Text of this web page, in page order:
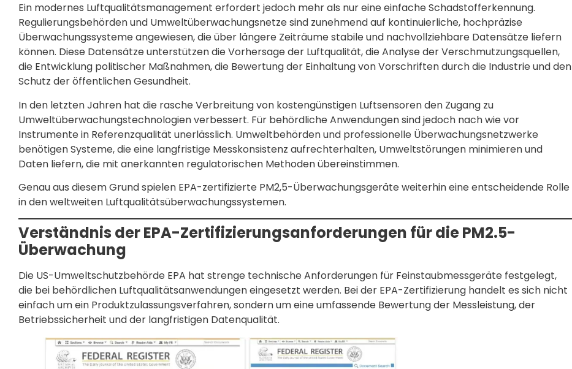
Ein modernes Luftqualitätsmanagement erfordert jedoch mehr als nur eine einfache Schadstofferkennung.
Regulierungsbehörden und Umweltüberwachungsnetze sind zunehmend auf kontinuierliche, hochpräzise
Überwachungssysteme angewiesen, die über längere Zeiträume stabile und nachvollziehbare Datensätze liefern
können. Diese Datensätze unterstützen die Vorhersage der Luftqualität, die Analyse der Verschmutzungsquellen,
die Entwicklung politischer Maßnahmen, die Bewertung der Einhaltung von Vorschriften durch die Industrie und den
Schutz der öffentlichen Gesundheit.
In den letzten Jahren hat die rasche Verbreitung von kostengünstigen Luftsensoren den Zugang zu
Umweltüberwachungstechnologien verbessert. Für behördliche Anwendungen sind jedoch nach wie vor
Instrumente in Referenzqualität unerlässlich. Umweltbehörden und professionelle Überwachungsnetzwerke
benötigen Systeme, die eine langfristige Messkonsistenz aufrechterhalten, Umweltstörungen minimieren und
Daten liefern, die mit anerkannten regulatorischen Methoden übereinstimmen.
Genau aus diesem Grund spielen EPA-zertifizierte PM2,5-Überwachungsgeräte weiterhin eine entscheidende Rolle
in den weltweiten Luftqualitätsüberwachungssystemen.
Verständnis der EPA-Zertifizierungsanforderungen für die PM2.5-
Überwachung
Die US-Umweltschutzbehörde EPA hat strenge technische Anforderungen für Feinstaubmessgeräte festgelegt,
die bei behördlichen Luftqualitätsanwendungen eingesetzt werden. Bei der EPA-Zertifizierung handelt es sich nicht
einfach um ein Produktzulassungsverfahren, sondern um eine umfassende Bewertung der Messleistung, der
Betriebssicherheit und der langfristigen Datenqualität.